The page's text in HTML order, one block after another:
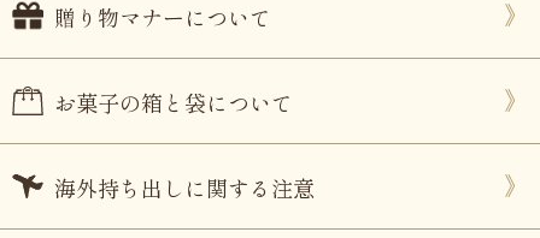
贈り物マナーについて
お菓子の箱と袋について
海外持ち出しに関する注意